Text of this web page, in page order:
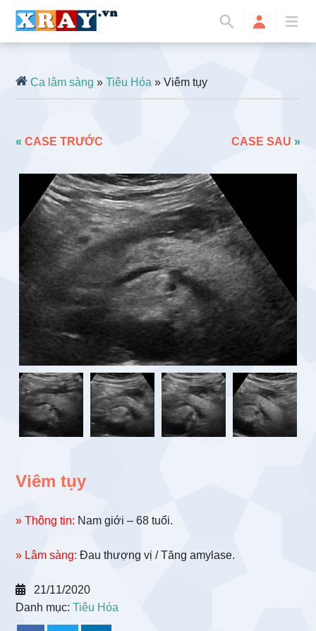
Ca lâm sàng »Tiêu Hóa » Viêm tụy
«CASE TRƯỚC CASE SAU »
Viêm tụy
» Thông tin: Nam giới – 68 tuổi.
» Lâm sàng: Đau thượng vị / Tăng amylase.
21/11/2020
Danh mục:Tiêu Hóa